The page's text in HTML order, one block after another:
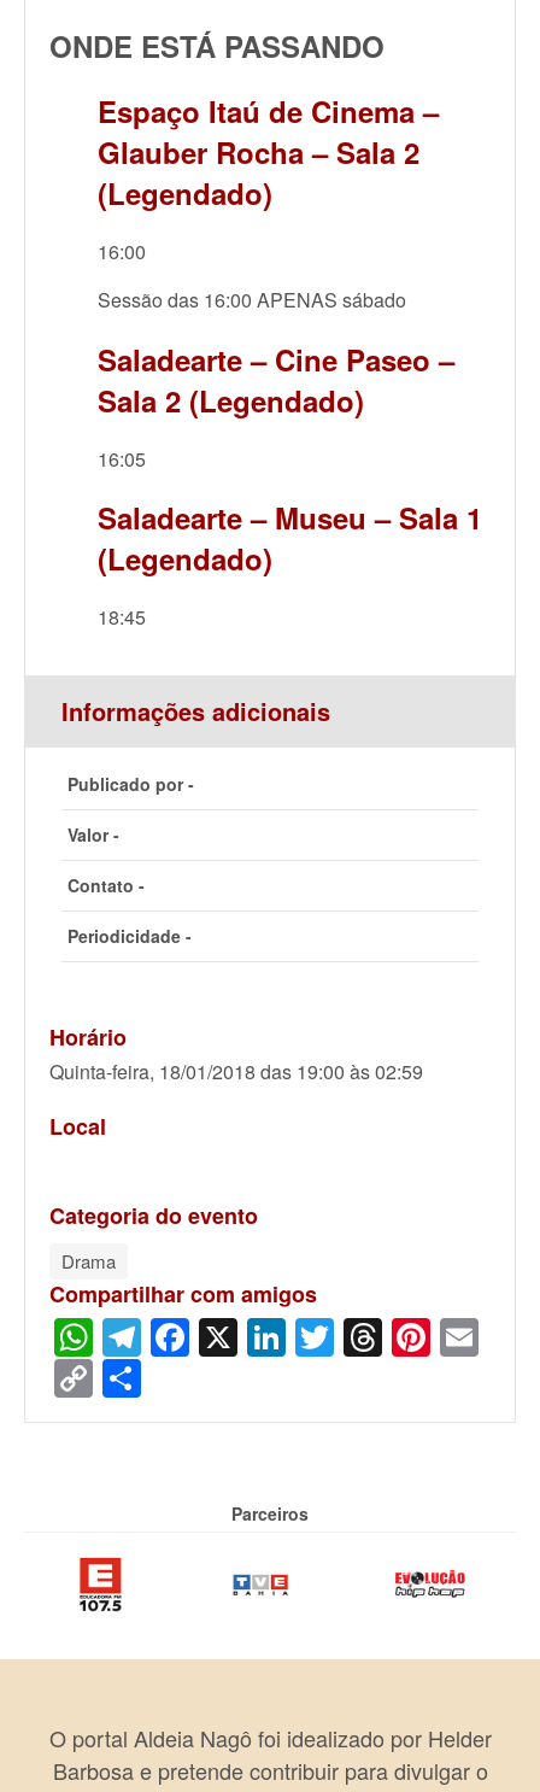
ONDE ESTÁ PASSANDO
Espaço Itaú de Cinema –
Glauber Rocha – Sala 2
(Legendado)
16:00
Sessão das 16:00 APENAS sábado
Saladearte – Cine Paseo –
Sala 2 (Legendado)
16:05
Saladearte – Museu – Sala 1
(Legendado)
18:45
Informações adicionais
Publicado por -
Valor -
Contato -
Periodicidade -
Horário
Quinta-feira, 18/01/2018 das 19:00 às 02:59
Local
Categoria do evento
Drama
Compartilhar com amigos
WhatsApp
Telegram
Facebook
X LinkedIn
Twitter
Threads
Copy
Link
Parceiros
O portal Aldeia Nagô foi idealizado por Helder
Barbosa e pretende contribuir para divulgar o